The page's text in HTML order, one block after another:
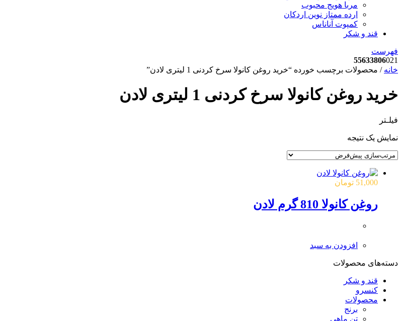
مربا هویج محبوب
ارده ممتاز نوین اردکان
کمپوت آناناس
قند و شکر
فهرست
55633806021
خانه / محصولات برچسب خورده “خرید روغن کانولا سرخ کردنی 1 لیتری لادن”
خرید روغن کانولا سرخ کردنی 1 لیتری لادن
فیلـتر
نمایش یک نتیجه
51,000 تومان
روغن کانولا 810 گرم لادن
افزودن به سبد
دسته‌های محصولات
قند و شکر
کنسرو
محصولات
برنج
تن ماهی